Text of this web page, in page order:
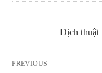
Dịch thuật
PREVIOUS